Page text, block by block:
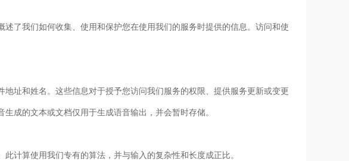
了我们如何收集、使用和保护您在使用我们的服务时提供的信息。访问和使
址和姓名。这些信息对于授予您访问我们服务的权限、提供服务更新或变更
成的文本或文档仅用于生成语音输出，并会暂时存储。
计算使用我们专有的算法，并与输入的复杂性和长度成正比。